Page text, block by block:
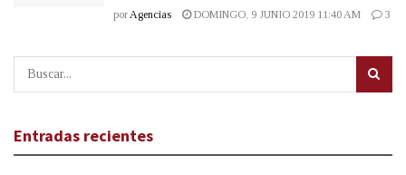
por Agencias DOMINGO, 9 JUNIO 2019 11:40 AM 3
Entradas recientes